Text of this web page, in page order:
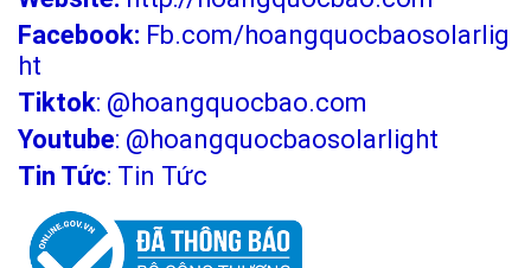
Facebook: Fb.com/hoangquocbaosolarlig
ht
Tiktok: @hoangquocbao.com
Youtube: @hoangquocbaosolarlight
Tin Tức: Tin Tức